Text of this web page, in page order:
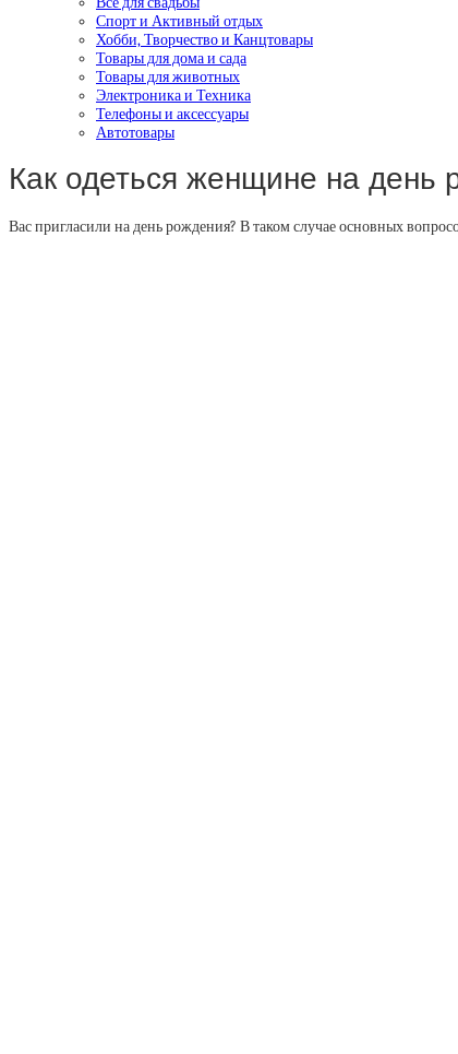
Спорт и Активный отдых
Хобби, Творчество и Канцтовары
Товары для дома и сада
Товары для животных
Электроника и Техника
Телефоны и аксессуары
Автотовары
Как одеться женщине на день
Вас пригласили на день рождения? В таком случае основных